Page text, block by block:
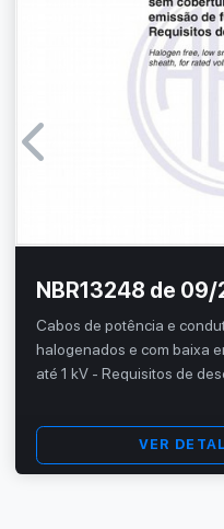
NBR13248 de 09/
Cabos de potência e
halogenados e com baixa
até 1 kV - Requisitos de
VER